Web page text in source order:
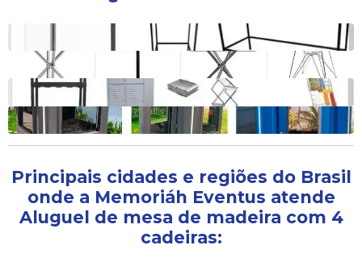
Aluguel de mesa de madeira redonda
Aluguel de mesa de madeira grande
Aluguel de mesa de madeira para festa
Aluguel de mesa de madeira
Principais cidades e regiões do Brasil
onde a Memoriáh Eventus atende
Aluguel de mesa de madeira com 4
cadeiras: